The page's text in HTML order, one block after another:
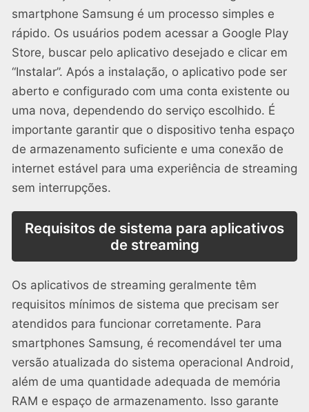
smartphone Samsung é um processo simples e
rápido. Os usuários podem acessar a Google Play
Store, buscar pelo aplicativo desejado e clicar em
“Instalar”. Após a instalação, o aplicativo pode ser
aberto e configurado com uma conta existente ou
uma nova, dependendo do serviço escolhido. É
importante garantir que o dispositivo tenha espaço
de armazenamento suficiente e uma conexão de
internet estável para uma experiência de streaming
sem interrupções.
Requisitos de sistema para aplicativos
de streaming
Os aplicativos de streaming geralmente têm
requisitos mínimos de sistema que precisam ser
atendidos para funcionar corretamente. Para
smartphones Samsung, é recomendável ter uma
versão atualizada do sistema operacional Android,
além de uma quantidade adequada de memória
RAM e espaço de armazenamento. Isso garante